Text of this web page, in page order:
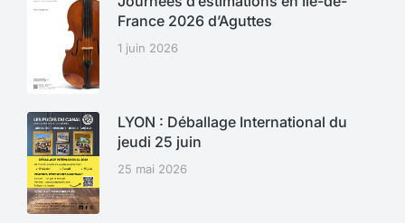
France 2026 d’Aguttes
1 juin 2026
LYON : Déballage International du
jeudi 25 juin
25 mai 2026